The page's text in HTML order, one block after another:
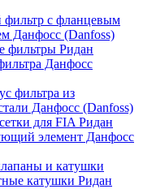
с фланцевым
Данфосс (Danfoss)
фильтры Ридан
Данфосс
фильтра из
Данфосс (Danfoss)
для FIA Ридан
элемент Данфосс
и катушки
катушки Ридан